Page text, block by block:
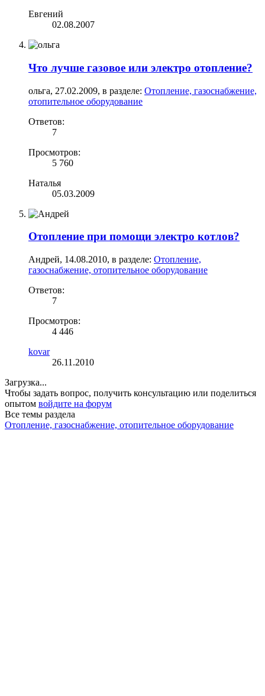
Евгений
02.08.2007
Что лучше газовое или электро отопление?
ольга, 27.02.2009, в разделе: Отопление, газоснабжение,
отопительное оборудование
Ответов:
7
Просмотров:
5 760
Наталья
05.03.2009
Отопление при помощи электро котлов?
Андрей, 14.08.2010, в разделе: Отопление,
газоснабжение, отопительное оборудование
Ответов:
7
Просмотров:
4 446
kovar
26.11.2010
Загрузка...
Чтобы задать вопрос, получить консультацию или поделиться
опытом войдите на форум
Все темы раздела
Отопление, газоснабжение, отопительное оборудование